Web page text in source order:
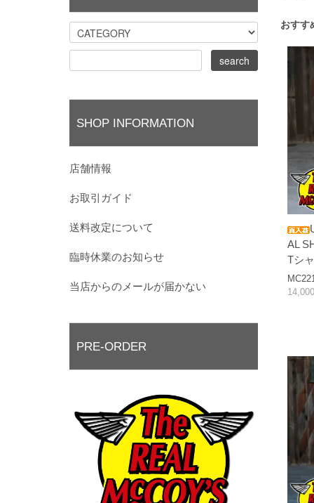
おすす
AL
Tシ
SHOP INFORMATION
店舗情報
お取引ガイド
送料改定について
臨時休業のお知らせ
当店からのメールが届かない
PRE-ORDER